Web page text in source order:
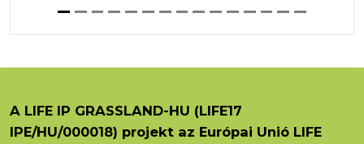
A LIFE IP GRASSLAND-HU (LIFE17
IPE/HU/000018) projekt az Európai Unió LIFE